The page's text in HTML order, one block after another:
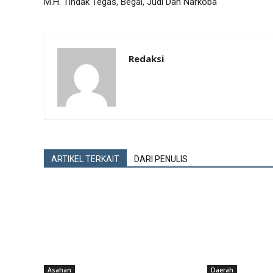
Redaksi
ARTIKEL TERKAIT DARI PENULIS
Asahan Daerah